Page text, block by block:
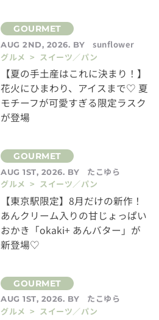
AUG 2ND, 2026. BY
sunflower
グルメ > スイーツ／パン
【夏の手土産はこれに決まり！】
花火にひまわり、アイスまで♡ 夏
モチーフが可愛すぎる限定ラスク
が登場
AUG 1ST, 2026. BY
たこゆら
グルメ > スイーツ／パン
【東京駅限定】8月だけの新作！
あんクリーム入りの甘じょっぱい
おかき「okaki+ あんバター」が
新登場♡
AUG 1ST, 2026. BY
たこゆら
グルメ > スイーツ／パン